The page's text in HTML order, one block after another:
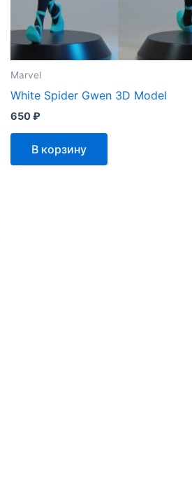
Marvel
White Spider Gwen 3D Model
650₽
В корзину